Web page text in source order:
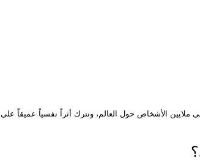
ملايين الأشخاص حول العالم، وتترك أثراً نفسياً عميقاً